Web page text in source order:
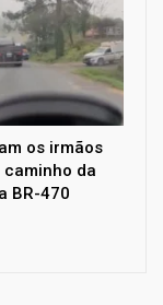
os irmãos
caminho da
BR-470